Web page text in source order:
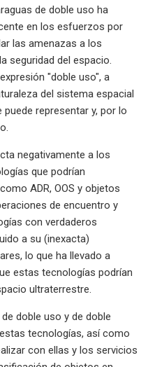
de doble uso ha
en los esfuerzos por
las amenazas a los
seguridad del espacio.
"doble uso", a
del sistema espacial
representar y, por lo
negativamente a los
que podrían
ADR, OOS y objetos
de encuentro y
con verdaderos
a su (inexacta)
lo que ha llevado a
estas tecnologías podrían
ultraterrestre.
doble uso y de doble
tecnologías, así como
con ellas y los servicios